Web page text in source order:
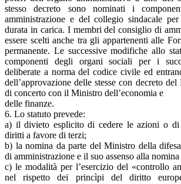
stesso decreto sono nominati i
amministrazione e del collegio sindacale
durata in carica. I membri del consiglio di
essere scelti anche tra gli appartenenti alle
permanente. Le successive modifiche allo
componenti degli organi sociali per i
deliberate a norma del codice civile ed
dell’approvazione delle stesse con decreto
di concerto con il Ministro dell’economia e
delle finanze.
6. Lo statuto prevede:
a) il divieto esplicito di cedere le azioni o di
diritti a favore di terzi;
b) la nomina da parte del Ministro della
di amministrazione e il suo assenso alla
c) le modalità per l’esercizio del «controllo
nel rispetto dei princìpi del diritto